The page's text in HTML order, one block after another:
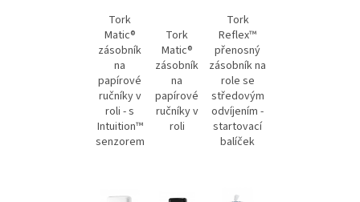
Tork
Matic®
zásobník
na
papírové
ručníky v
roli - s
Intuition™
senzorem
Tork
Matic®
zásobník
na
papírové
ručníky v
roli
Tork
Reflex™
přenosný
zásobník na
role se
středovým
odvíjením -
startovací
balíček